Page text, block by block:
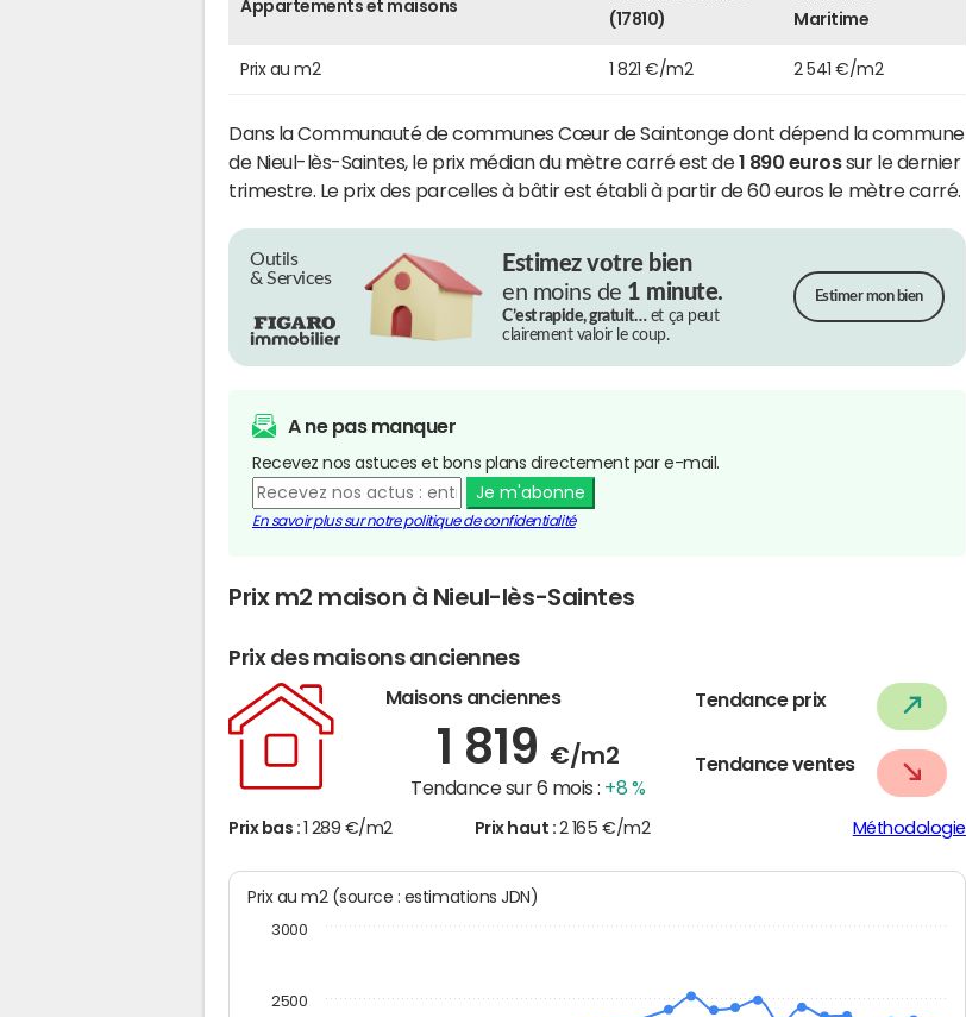
Appartements et maisons
(17810)
Maritime
Prix au m2 1 821 €/m2 2 541 €/m2
Dans la Communauté de communes Cœur de Saintonge dont dépend la commune
de Nieul-lès-Saintes, le prix médian du mètre carré est de1 890 eurossur le dernier
trimestre. Le prix des parcelles à bâtir est établi à partir de 60 euros le mètre carré.
Outils
& Services
Estimez votre bien
en moins de 1 minute.
C’est rapide, gratuit…et ça peut
clairement valoir le coup.
Estimer mon bien
A ne pas manquer
Recevez nos astuces et bons plans directement par e-mail.
Je m'abonne
En savoir plus sur notre politique de confidentialité
Prix m2 maison à Nieul-lès-Saintes
Prix des maisons anciennes
Maisons anciennes
1 819 €/m2
Tendance sur 6 mois : +8 %
Tendance prix
Tendance ventes
Prix bas : 1 289 €/m2 Prix haut : 2 165 €/m2 Méthodologie
Prix au m2 (source : estimations JDN)
2500
3000